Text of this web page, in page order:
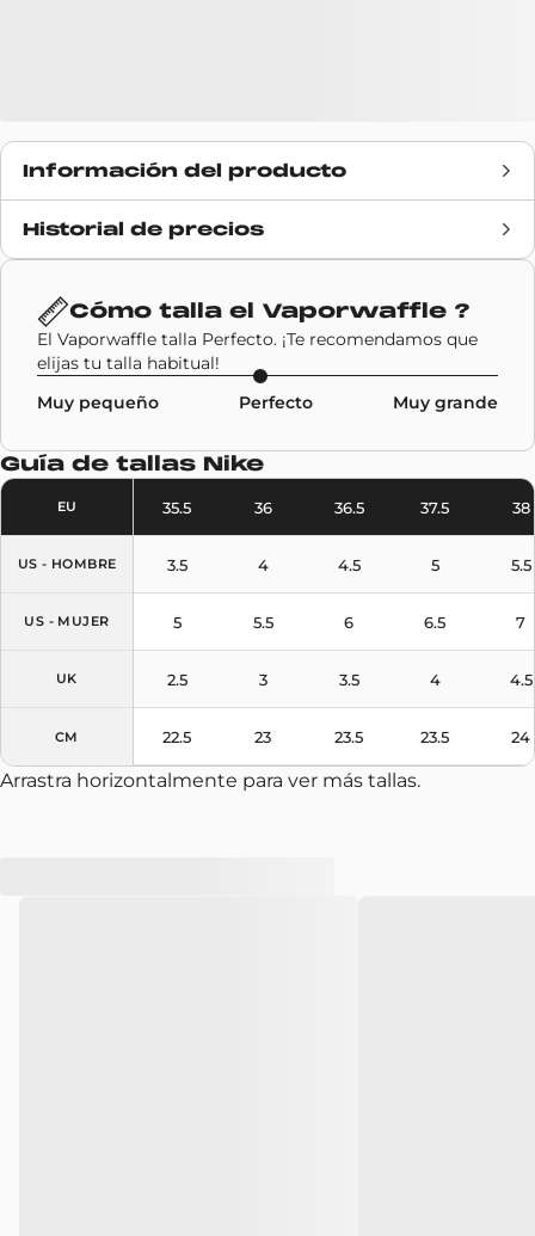
Información del producto
Fecha de lanzamiento
Precio de venta
Marca Collaborations ,Sacai,
Nike
Modelo Vaporwaffle
Colores
Historial de precios
Cómo talla el Vaporwaffle ?
El Vaporwaffle talla Perfecto. ¡Te recomendamos que
elijas tu talla habitual!
Muy pequeño
Perfecto Muy grande
Guía de tallas Nike
EU
US - HOMBRE
US - MUJER
UK
CM
35.5 36 36.5 37.5 38
3.5 4 4.5 5 5.5
5 5.5 6 6.5 7
2.5 3 3.5 4 4.5
22.5 23 23.5 23.5 24
Arrastra horizontalmente para ver más tallas.